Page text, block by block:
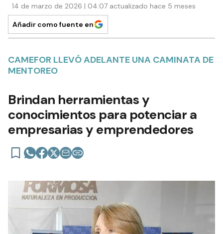
14 de marzo de 2026 | 04:07 actualizado hace 5 meses
Añadir como fuente en
CAMEFOR LLEVÓ ADELANTE UNA CAMINATA DE
MENTOREO
Brindan herramientas y
conocimientos para potenciar a
empresarias y emprendedores